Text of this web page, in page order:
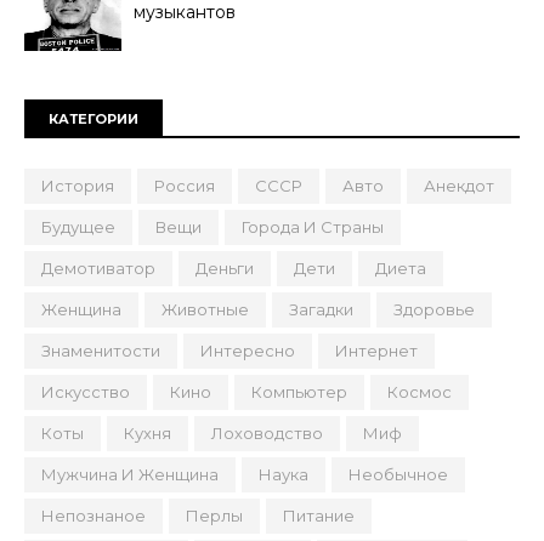
музыкантов
КАТЕГОРИИ
История Россия СССР Авто Анекдот
Будущее Вещи Города И Страны
Демотиватор Деньги Дети Диета
Женщина Животные Загадки Здоровье
Знаменитости Интересно Интернет
Искусство Кино Компьютер Космос
Коты Кухня Лоховодство Миф
Мужчина И Женщина Наука Необычное
Непознаное Перлы Питание